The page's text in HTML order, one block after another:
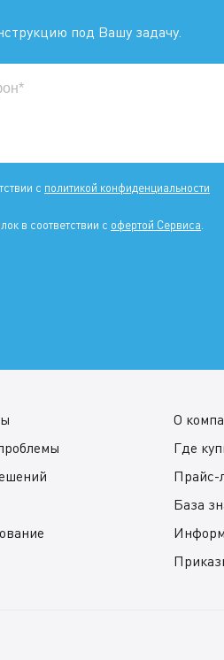
под Вашу задачу.
с политикой конфиденциальности
в соответствии с офертой Сервиса
О
Где
Прайс-
База